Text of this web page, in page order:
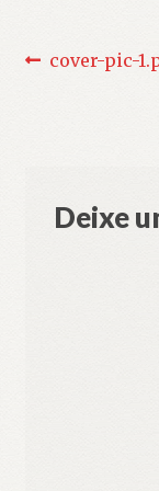
Post
cover-pic-
Deixe